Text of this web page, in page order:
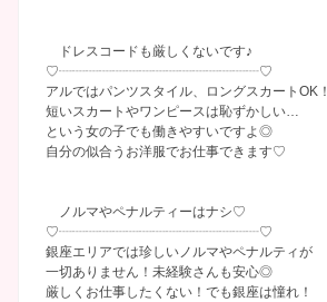
ドレスコードも厳しくないです♪
♡┈┈┈┈┈┈┈┈┈┈┈┈┈┈┈♡
アルではパンツスタイル、ロングスカートOK！
短いスカートやワンピースは恥ずかしい…
という女の子でも働きやすいですよ◎
自分の似合うお洋服でお仕事できます♡
ノルマやペナルティーはナシ♡
♡┈┈┈┈┈┈┈┈┈┈┈┈┈┈┈♡
銀座エリアでは珍しいノルマやペナルティが
一切ありません！未経験さんも安心◎
厳しくお仕事したくない！でも銀座は憧れ！